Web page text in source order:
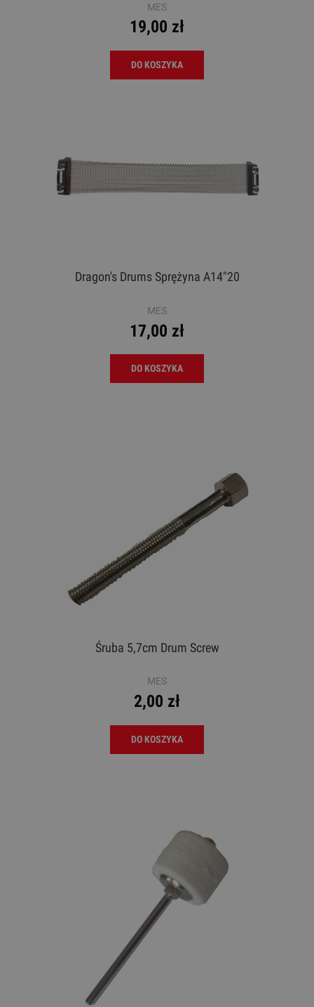
MES
19,00 zł
DO KOSZYKA
Dragon's Drums Sprężyna A14"20
MES
17,00 zł
DO KOSZYKA
Śruba 5,7cm Drum Screw
MES
2,00 zł
DO KOSZYKA